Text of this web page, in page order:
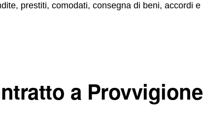
prestiti, comodati, consegna di beni, accordi e
a Provvigione